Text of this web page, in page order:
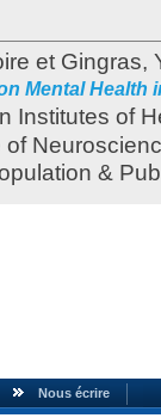
et Gingras,
Mental Health
Institutes of
&
Nous écrire